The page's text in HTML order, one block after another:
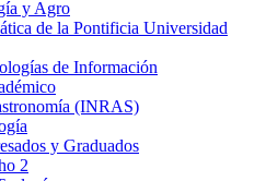
y Agro
de la Pontificia Universidad
de Información
(INRAS)
y Graduados
2